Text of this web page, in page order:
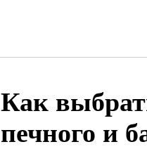
Как
печного и